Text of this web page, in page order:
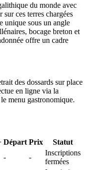
du monde avec
ces terres chargées
unique sous un angle
bocage breton et
offre un cadre
des dossards sur place
en ligne via la
menu gastronomique.
Départ Prix
Statut
- -
Inscriptions
fermées